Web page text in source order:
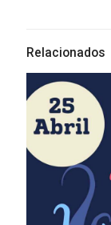
Relacionados